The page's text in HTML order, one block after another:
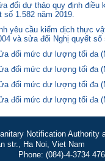
đổi dự thảo quy định
số 1.582 năm 2019.
yêu cầu kiểm dịch thực
và sửa đổi Nghị quyết số
đổi mức dư lượng tối đa
đổi mức dư lượng tối đa
đổi mức dư lượng tối đa
đổi mức dư lượng tối đa
Notification Authority
str., Ha Noi, Viet Nam
Phone: (084)-4-3734